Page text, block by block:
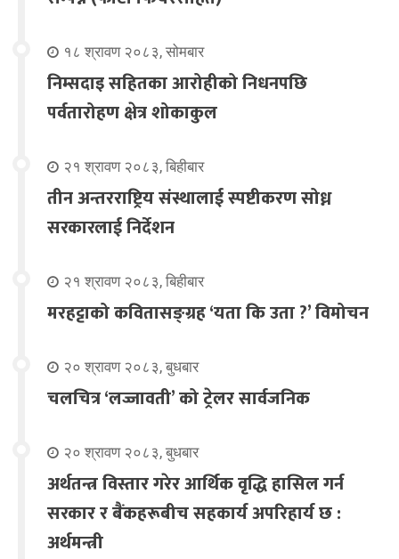
१८ श्रावण २०८३, सोमबार
निम्सदाइ सहितका आरोहीको निधनपछि
पर्वतारोहण क्षेत्र शोकाकुल
२१ श्रावण २०८३, बिहीबार
तीन अन्तरराष्ट्रिय संस्थालाई स्पष्टीकरण सोध्न
सरकारलाई निर्देशन
२१ श्रावण २०८३, बिहीबार
मरहट्टाको कवितासङ्ग्रह ‘यता कि उता ?’ विमोचन
२० श्रावण २०८३, बुधबार
चलचित्र ‘लज्जावती’ को ट्रेलर सार्वजनिक
२० श्रावण २०८३, बुधबार
अर्थतन्त्र विस्तार गरेर आर्थिक वृद्धि हासिल गर्न
सरकार र बैंकहरूबीच सहकार्य अपरिहार्य छ :
अर्थमन्त्री